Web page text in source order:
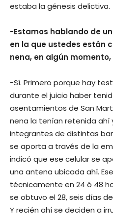
estaba la génesis delictiva.
-Estamos hablando de
en la que ustedes están
nena, en algún
-Sí. Primero porque hay
durante el juicio haber
asentamientos de San
nena la tenían retenida ahí
integrantes de distintas
se aporta a través de la
indicó que ese celular se
una antena ubicada ahí.
técnicamente en 24 ó 48
se obtuvo el 28, seis días
Y recién ahí se deciden a